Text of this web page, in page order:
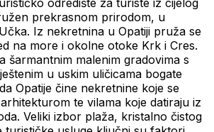
odredište za turiste iz cijelog
prekrasnom prirodom, u
Iz nekretnina u Opatiji pruža se
na more i okolne otoke Krk i Cres.
šarmantnim malenim gradovima s
u uskim uličicama bogate
Opatije čine nekretnine koje se
te vilama koje datiraju iz
Veliki izbor plaža, kristalno čistog